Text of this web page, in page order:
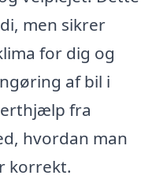
men sikrer
for dig og
af bil i
fra
hvordan man
korrekt.